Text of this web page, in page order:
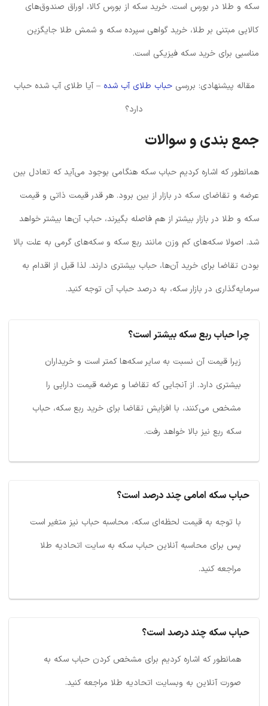
سکه و طلا در بورس است. خرید سکه از بورس کالا، اوراق صندوق‌های
کالایی مبتنی بر طلا، خرید گواهی سپرده سکه و شمش طلا جایگزین
مناسبی برای خرید سکه فیزیکی است.
مقاله پیشنهادی: بررسیحباب طلای آب شده – آیا طلای آب شده حباب
دارد؟
جمع بندی و سوالات
همانطور که اشاره کردیم حباب سکه هنگامی بوجود می‌آید که تعادل بین
عرضه و تقاضای سکه در بازار از بین برود. هر قدر قیمت ذاتی و قیمت
سکه و طلا در بازار بیشتر از هم فاصله بگیرند، حباب آن‌ها بیشتر خواهد
شد. اصولا سکه‌های کم وزن مانند ربع سکه و سکه‌های گرمی به علت بالا
بودن تقاضا برای خرید آن‌ها، حباب بیشتری دارند. لذا قبل از اقدام به
سرمایه‌گذاری در بازار سکه، به درصد حباب آن توجه کنید.
چرا حباب ربع سکه بیشتر است؟
زیرا قیمت آن نسبت به سایر سکه‌ها کمتر است و خریداران
بیشتری دارد. از آنجایی که تقاضا و عرضه قیمت دارایی را
مشخص می‌کنند، با افزایش تقاضا برای خرید ربع سکه، حباب
سکه ربع نیز بالا خواهد رفت.
حباب سکه امامی چند درصد است؟
با توجه به قیمت لحظه‌ای سکه، محاسبه حباب نیز متغیر است
پس برای محاسبه آنلاین حباب سکه به سایت اتحادیه طلا
مراجعه کنید.
حباب سکه چند درصد است؟
همانطور که اشاره کردیم برای مشخص کردن حباب سکه به
صورت آنلاین به وبسایت اتحادیه طلا مراجعه کنید.